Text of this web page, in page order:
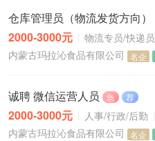
仓库管理员（物流发货方向）
2000-3000元 物流专员/快递员
内蒙古玛拉沁食品有限公司 名企
诚聘 微信运营人员 急 荐
2000-3000元 人事/行政/后勤
内蒙古玛拉沁食品有限公司 名企